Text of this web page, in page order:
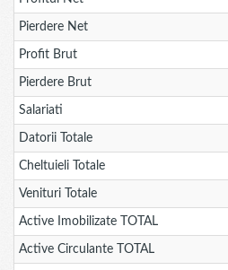
Pierdere Net
Profit Brut
Pierdere Brut
Salariati
Datorii Totale
Cheltuieli Totale
Venituri Totale
Active Imobilizate TOTAL
Active Circulante TOTAL